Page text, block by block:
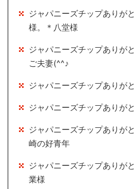
ジャパニーズチップありが
様。＊八堂様
ジャパニーズチップありが
ご夫妻(^^♪
ジャパニーズチップありが
ジャパニーズチップありが
ジャパニーズチップありが
崎の好青年
ジャパニーズチップありが
業様